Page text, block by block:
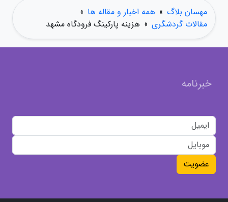
مهسان بلاگ » همه اخبار و مقاله ها »
مقالات گردشگری » هزینه پارکینگ فرودگاه مشهد
خبرنامه
عضویت